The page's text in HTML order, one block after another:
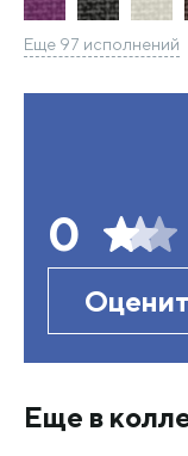
Еще 97 исполнений
0
Еще в